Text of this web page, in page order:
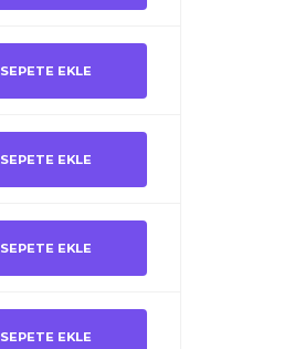
SEPETE EKLE
SEPETE EKLE
SEPETE EKLE
SEPETE EKLE